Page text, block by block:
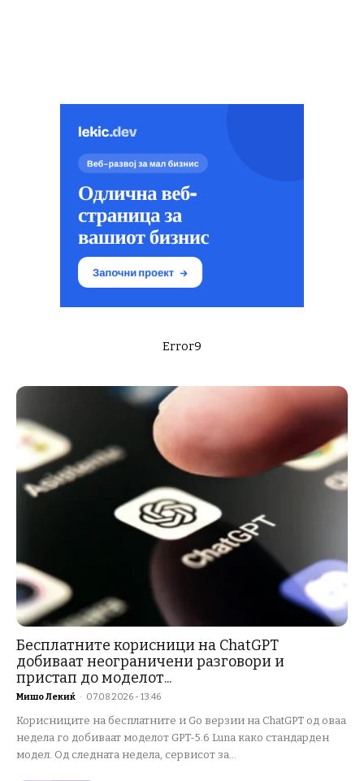
Error9
Бесплатните корисници на ChatGPT
добиваат неограничени разговори и
пристап до моделот...
Мишо Лекиќ - 07.08.2026 - 13:46
Корисниците на бесплатните и Go верзии на ChatGPT од оваа
недела го добиваат моделот GPT-5.6 Luna како стандарден
модел. Од следната недела, сервисот за...